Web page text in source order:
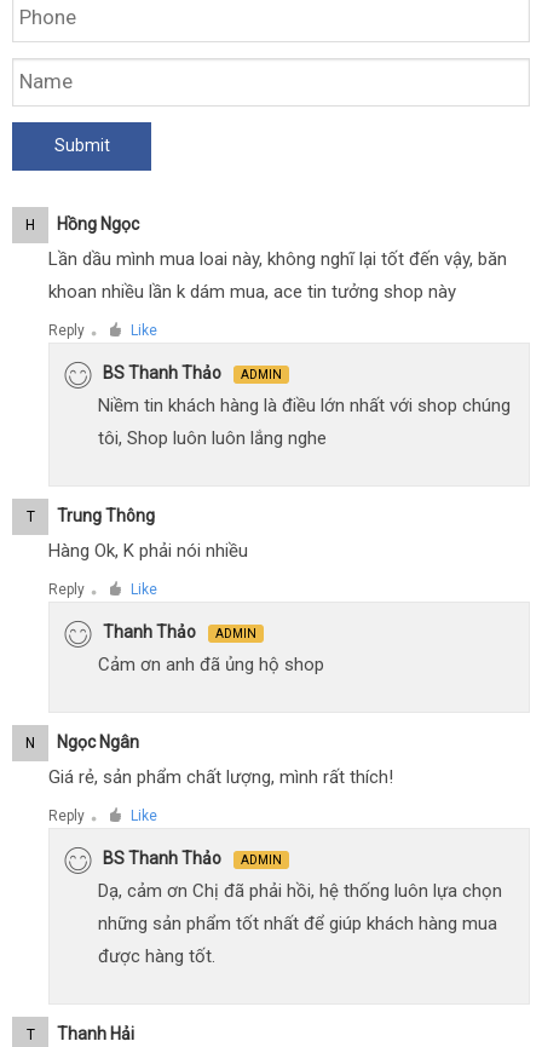
H Hồng Ngọc
Lần dầu mình mua loai này, không nghĩ lại tốt đến vậy, băn
khoan nhiều lần k dám mua, ace tin tưởng shop này
Reply ● Like
BS Thanh Thảo ADMIN
Niềm tin khách hàng là điều lớn nhất với shop chúng
tôi, Shop luôn luôn lắng nghe
T Trung Thông
Hàng Ok, K phải nói nhiều
Reply ● Like
Thanh Thảo ADMIN
Cảm ơn anh đã ủng hộ shop
N Ngọc Ngân
Giá rẻ, sản phẩm chất lượng, mình rất thích!
Reply ● Like
BS Thanh Thảo ADMIN
Dạ, cảm ơn Chị đã phải hồi, hệ thống luôn lựa chọn
những sản phẩm tốt nhất để giúp khách hàng mua
được hàng tốt.
T Thanh Hải